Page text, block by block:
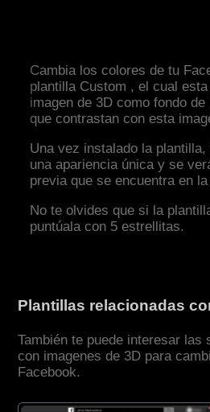
Cambia los colores de tu
plantilla Custom , el cual
imagen de 3D como fondo
que contrastan con esta
Una vez instalado la
una apariencia única y se
previa que se encuentra en
No te olvides que si la
puntúala con 5 estrellitas.
Plantillas relacionadas
También te puede interesar las
con imagenes de 3D para
Facebook.